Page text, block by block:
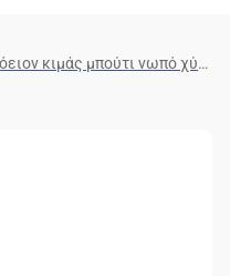
Βόειον κιμάς μπούτι νωπό χύμα Ελλάδος